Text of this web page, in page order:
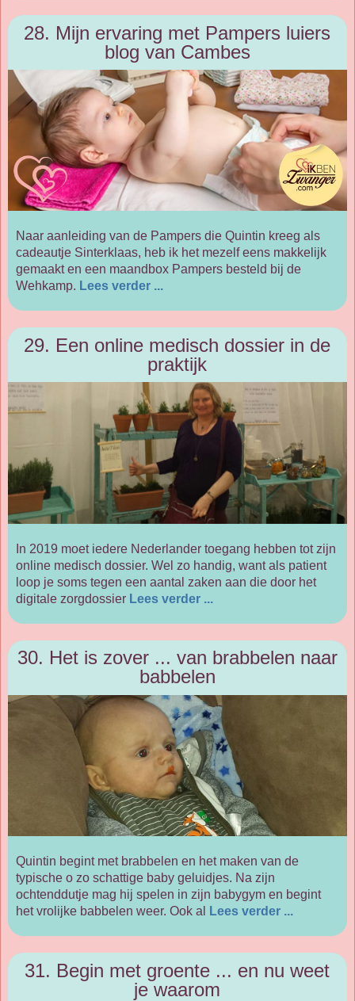
28. Mijn ervaring met Pampers luiers
blog van Cambes
Naar aanleiding van de Pampers die Quintin kreeg als
cadeautje Sinterklaas, heb ik het mezelf eens makkelijk
gemaakt en een maandbox Pampers besteld bij de
Wehkamp. Lees verder ...
29. Een online medisch dossier in de
praktijk
In 2019 moet iedere Nederlander toegang hebben tot zijn
online medisch dossier. Wel zo handig, want als patient
loop je soms tegen een aantal zaken aan die door het
digitale zorgdossier Lees verder ...
30. Het is zover ... van brabbelen naar
babbelen
Quintin begint met brabbelen en het maken van de
typische o zo schattige baby geluidjes. Na zijn
ochtenddutje mag hij spelen in zijn babygym en begint
het vrolijke babbelen weer. Ook al
Lees verder ...
31. Begin met groente ... en nu weet
je waarom